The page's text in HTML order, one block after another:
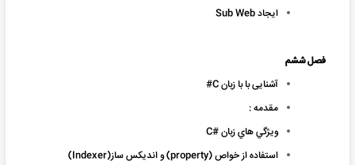
ايجاد Sub Web
فصل ششم
آشنایی با با زبان C#
مقدمه :
ويژگي هاي زبان #C
استفاده از خواص (property) و انديکس ساز(Indexer)